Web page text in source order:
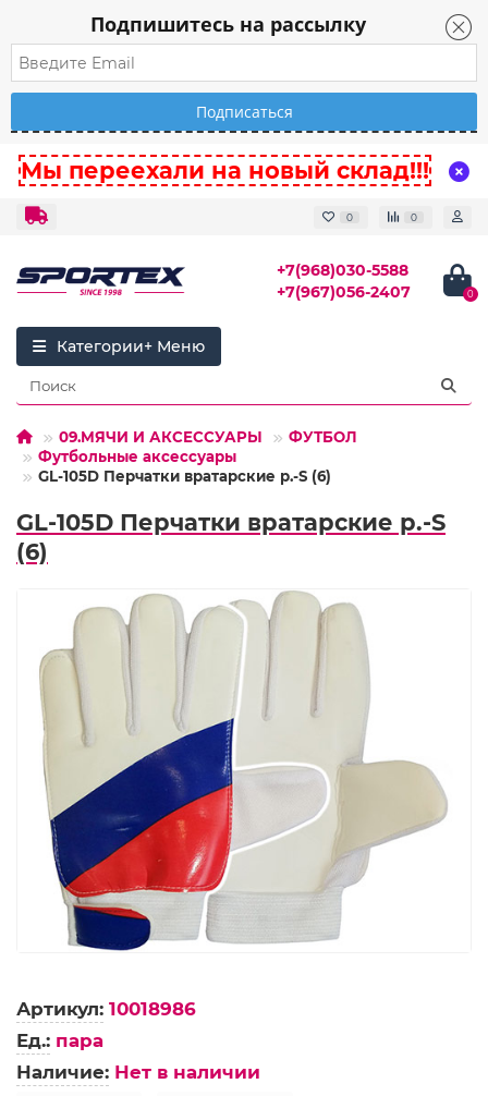
Подпишитесь на рассылку
Мы переехали на новый склад!!!
0 0
+7(968)030-5588
+7(967)056-2407
0
Категории
09.МЯЧИ И АКСЕССУАРЫ
ФУТБОЛ
Футбольные аксессуары
GL-105D Перчатки вратарские р.-S (6)
GL-105D Перчатки вратарские р.-S
(6)
Артикул: 10018986
Ед.: пара
Наличие: Нет в наличии